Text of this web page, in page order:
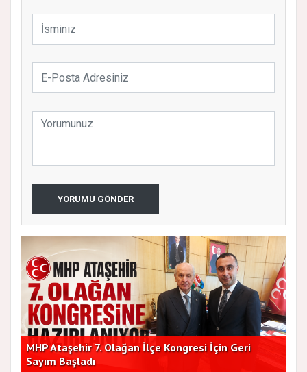
YORUMU GÖNDER
MHP Ataşehir 7. Olağan İlçe Kongresi İçin Geri
Sayım Başladı